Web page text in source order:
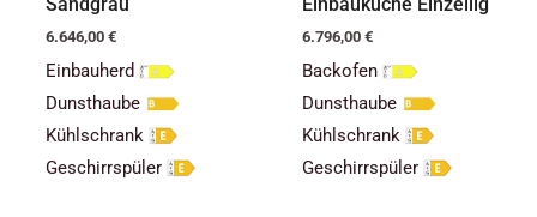
6.646,00 €
Einbauherd
Dunsthaube
Kühlschrank
Geschirrspüler
6.796,00 €
Backofen
Dunsthaube
Kühlschrank
Geschirrspüler